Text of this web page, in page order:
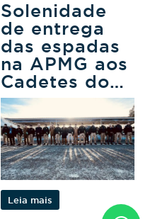
Solenidade
de entrega
das espadas
na APMG aos
Cadetes do
3ºCFO
Leia mais